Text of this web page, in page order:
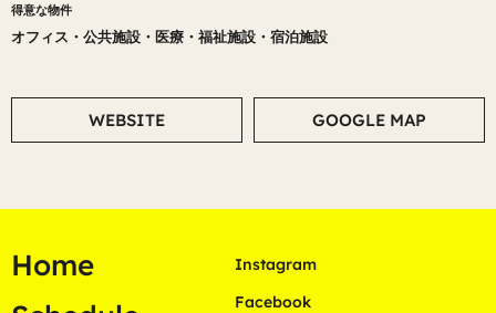
得意な物件
オフィス ・ 公共施設 ・ 医療・福祉施設 ・ 宿泊施設
WEBSITE GOOGLE MAP
Home
Instagram
Facebook